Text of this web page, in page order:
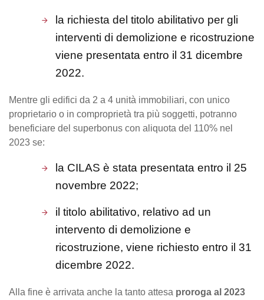
la richiesta del titolo abilitativo per gli
interventi di demolizione e ricostruzione
viene presentata entro il 31 dicembre
2022.
Mentre gli edifici da 2 a 4 unità immobiliari, con unico
proprietario o in comproprietà tra più soggetti, potranno
beneficiare del superbonus con aliquota del 110% nel
2023 se:
la CILAS è stata presentata entro il 25
novembre 2022;
il titolo abilitativo, relativo ad un
intervento di demolizione e
ricostruzione, viene richiesto entro il 31
dicembre 2022.
Alla fine è arrivata anche la tanto attesa proroga al 2023